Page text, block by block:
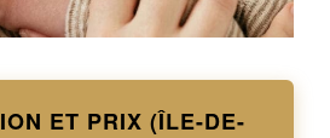
ET PRIX (ÎLE-DE-